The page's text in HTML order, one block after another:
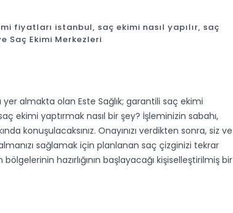
fiyatları istanbul, saç ekimi nasıl yapılır, saç
Saç Ekimi Merkezleri
almakta olan Este Sağlık; garantili saç ekimi
ekimi yaptırmak nasıl bir şey? İşleminizin sabahı,
konuşulacaksınız. Onayınızı verdikten sonra, siz ve
sağlamak için planlanan saç çizginizi tekrar
hazırlığının başlayacağı kişiselleştirilmiş bir